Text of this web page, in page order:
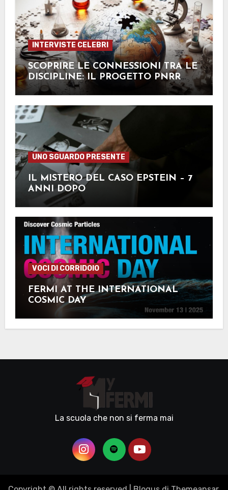
INTERVISTE CELEBRI
SCOPRIRE LE CONNESSIONI TRA LE
DISCIPLINE: IL PROGETTO PNRR
STEM
UNO SGUARDO PRESENTE
IL MISTERO DEL CASO EPSTEIN – 7
ANNI DOPO
VOCI DI CORRIDOIO
FERMI AT THE INTERNATIONAL
COSMIC DAY
La scuola che non si ferma mai